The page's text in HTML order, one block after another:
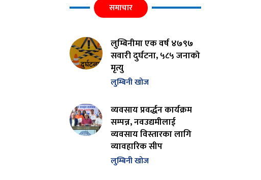
समाचार
लुम्बिनीमा एक वर्ष ४७९७
सवारी दुर्घटना, ५८५ जनाको
मृत्यु
लुम्बिनी खोज
व्यवसाय प्रवर्द्धन कार्यक्रम
सम्पन्न, नवउद्यमीलाई
व्यवसाय विस्तारका लागि
व्यावहारिक सीप
लुम्बिनी खोज